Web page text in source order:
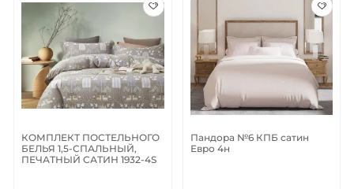
КОМПЛЕКТ ПОСТЕЛЬНОГО
БЕЛЬЯ 1,5-СПАЛЬНЫЙ,
ПЕЧАТНЫЙ САТИН 1932-4S
Пандора №6 КПБ сатин
Евро 4н